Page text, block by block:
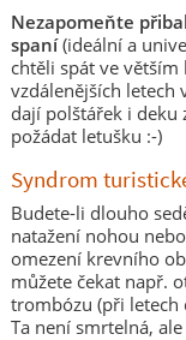
Nezapomeňte
spaní(ideální a
chtěli spát ve
vzdálenějších
dají polštářek i deku
požádat letušku :-)
Syndrom
Budete-li dlouho
natažení nohou
omezení krevního
můžete čekat např.
trombózu (při letech
Ta není smrtelná,